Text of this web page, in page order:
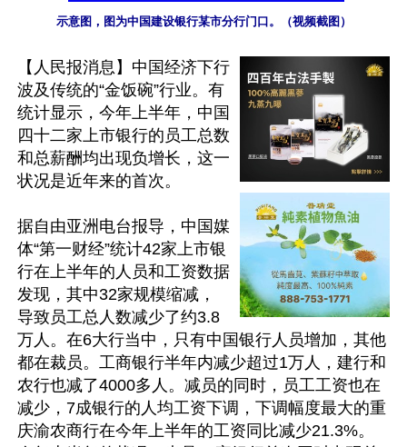
示意图，图为中国建设银行某市分行门口。（视频截图）
【人民报消息】中国经济下行
波及传统的“金饭碗”行业。有
统计显示，今年上半年，中国
四十二家上市银行的员工总数
和总薪酬均出现负增长，这一
状况是近年来的首次。
据自由亚洲电台报导，中国媒
体“第一财经”统计42家上市银
行在上半年的人员和工资数据
发现，其中32家规模缩减，
导致员工总人数减少了约3.8
万人。在6大行当中，只有中国银行人员增加，其他
都在裁员。工商银行半年内减少超过1万人，建行和
农行也减了4000多人。减员的同时，员工工资也在
减少，7成银行的人均工资下调，下调幅度最大的重
庆渝农商行在今年上半年的工资同比减少21.3%。